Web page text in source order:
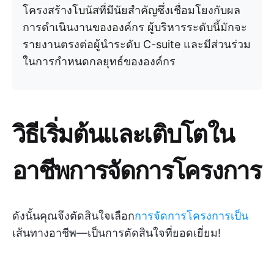
โครงสร้างโบนัสที่มีนัยสำคัญซึ่งเชื่อมโยงกับผล
การดำเนินงานขององค์กร ผู้บริหารระดับนี้มักจะ
รายงานตรงต่อผู้นำระดับ C-suite และมีส่วนร่วม
ในการกำหนดกลยุทธ์ขององค์กร
วิธีเริ่มต้นและเติบโตใน
อาชีพการจัดการโครงการ
ดังนั้นคุณจึงตัดสินใจเลือกการจัดการโครงการเป็น
เส้นทางอาชีพ—เป็นการตัดสินใจที่ยอดเยี่ยม!